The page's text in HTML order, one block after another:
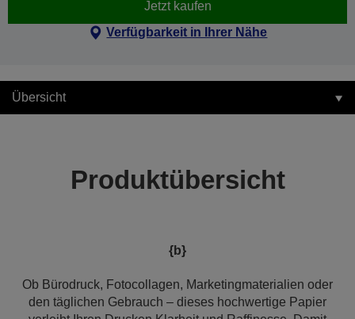
Jetzt kaufen
Verfügbarkeit in Ihrer Nähe
Übersicht
Produktübersicht
{b}
Ob Bürodruck, Fotocollagen, Marketingmaterialien oder
den täglichen Gebrauch – dieses hochwertige Papier